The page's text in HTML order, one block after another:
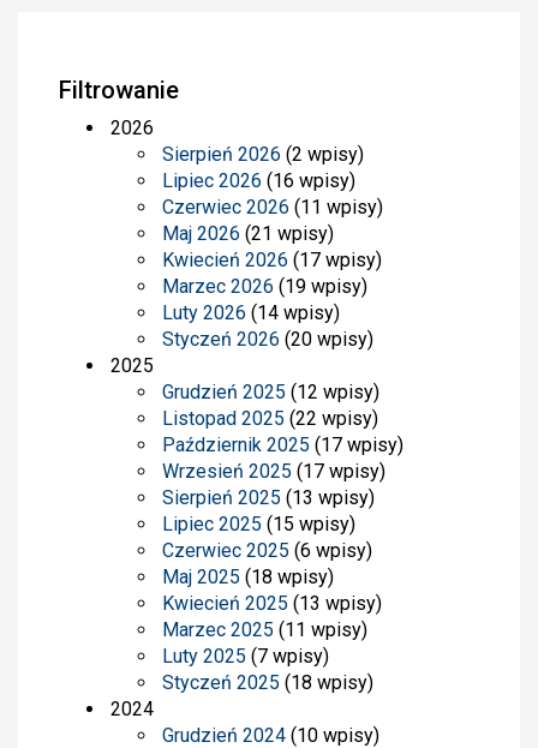
Filtrowanie
2026
Sierpień 2026 (2 wpisy)
Lipiec 2026 (16 wpisy)
Czerwiec 2026 (11 wpisy)
Maj 2026 (21 wpisy)
Kwiecień 2026 (17 wpisy)
Marzec 2026 (19 wpisy)
Luty 2026 (14 wpisy)
Styczeń 2026 (20 wpisy)
2025
Grudzień 2025 (12 wpisy)
Listopad 2025 (22 wpisy)
Październik 2025 (17 wpisy)
Wrzesień 2025 (17 wpisy)
Sierpień 2025 (13 wpisy)
Lipiec 2025 (15 wpisy)
Czerwiec 2025 (6 wpisy)
Maj 2025 (18 wpisy)
Kwiecień 2025 (13 wpisy)
Marzec 2025 (11 wpisy)
Luty 2025 (7 wpisy)
Styczeń 2025 (18 wpisy)
2024
Grudzień 2024 (10 wpisy)